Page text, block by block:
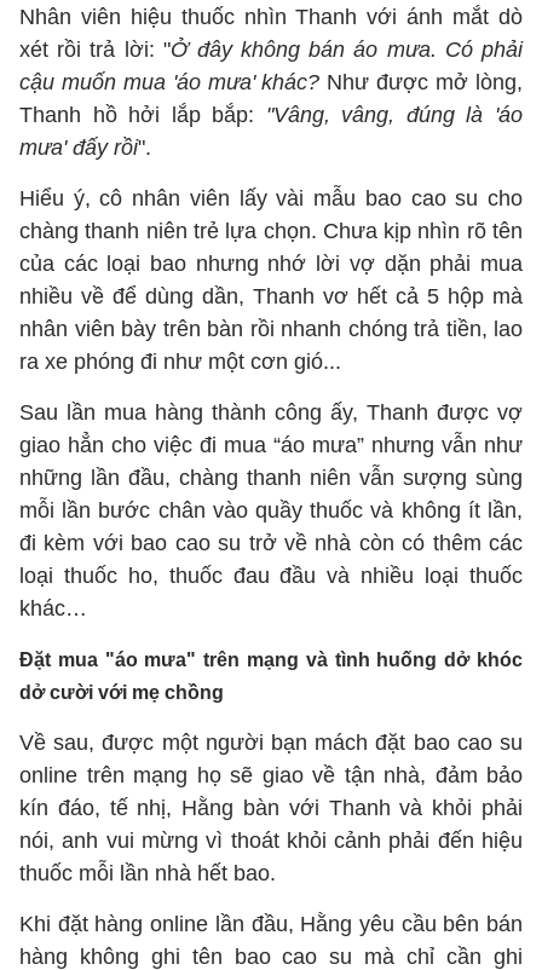
Nhân viên hiệu thuốc nhìn Thanh với ánh mắt dò
xét rồi trả lời: "Ở đây không bán áo mưa. Có phải
cậu muốn mua 'áo mưa' khác? Như được mở lòng,
Thanh hồ hởi lắp bắp: "Vâng, vâng, đúng là 'áo
mưa' đấy rồi".
Hiểu ý, cô nhân viên lấy vài mẫu bao cao su cho
chàng thanh niên trẻ lựa chọn. Chưa kịp nhìn rõ tên
của các loại bao nhưng nhớ lời vợ dặn phải mua
nhiều về để dùng dần, Thanh vơ hết cả 5 hộp mà
nhân viên bày trên bàn rồi nhanh chóng trả tiền, lao
ra xe phóng đi như một cơn gió...
Sau lần mua hàng thành công ấy, Thanh được vợ
giao hẳn cho việc đi mua “áo mưa” nhưng vẫn như
những lần đầu, chàng thanh niên vẫn sượng sùng
mỗi lần bước chân vào quầy thuốc và không ít lần,
đi kèm với bao cao su trở về nhà còn có thêm các
loại thuốc ho, thuốc đau đầu và nhiều loại thuốc
khác…
Đặt mua "áo mưa" trên mạng và tình huống dở khóc
dở cười với mẹ chồng
Về sau, được một người bạn mách đặt bao cao su
online trên mạng họ sẽ giao về tận nhà, đảm bảo
kín đáo, tế nhị, Hằng bàn với Thanh và khỏi phải
nói, anh vui mừng vì thoát khỏi cảnh phải đến hiệu
thuốc mỗi lần nhà hết bao.
Khi đặt hàng online lần đầu, Hằng yêu cầu bên bán
hàng không ghi tên bao cao su mà chỉ cần ghi